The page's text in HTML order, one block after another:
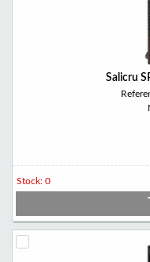
Salicru
Stock: 0